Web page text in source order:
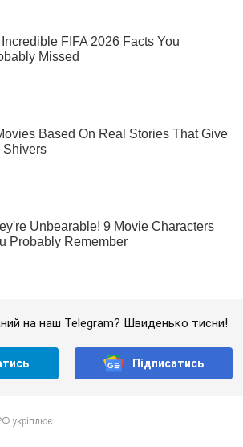
на наш Telegram? Швиденько тисни!
Підписатись
укріплює...